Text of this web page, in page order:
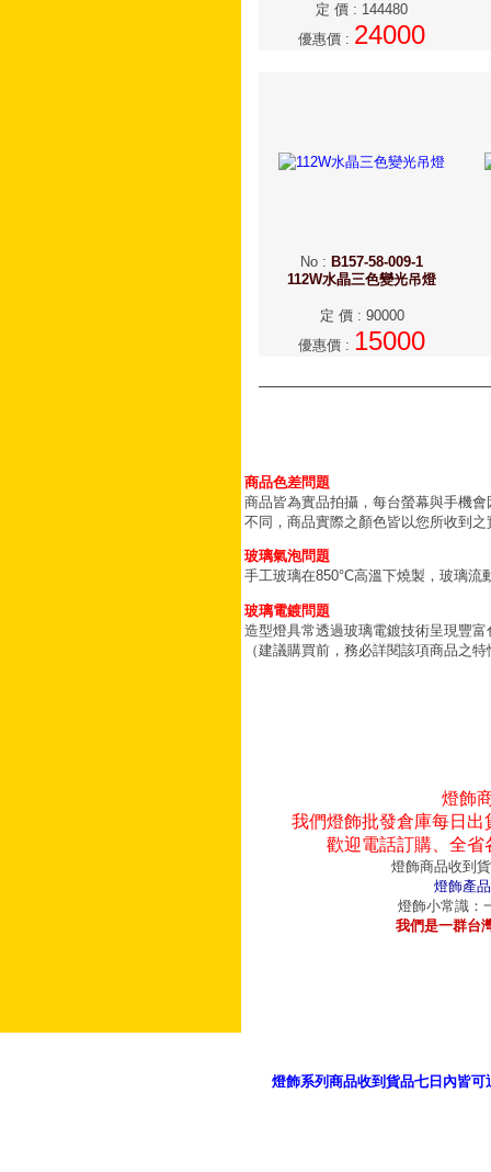
定 價 : 144480
優惠價 : 24000
No : B157-58-009-1
112W水晶三色變光吊燈
定 價: 90000
優惠價 : 15000
商品色差問題
商品皆為實品拍攝，每台螢幕與手機
不同，商品實際之顏色皆以您所收到之
玻璃氣泡問題
手工玻璃在850°C高溫下燒製，玻璃
玻璃電鍍問題
造型燈具常透過玻璃電鍍技術呈現豐
（建議購買前，務必詳閱該項商品之
燈飾
我們燈飾批發倉庫每日
歡迎電話訂購、全
燈飾商品收到
燈飾產
燈飾小常識：
我們是一群台
燈飾系列商品收到貨品七日內皆